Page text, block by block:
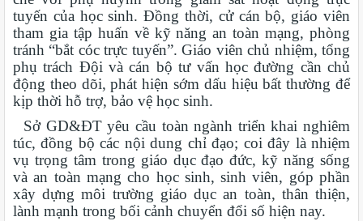
tuyến của học sinh. Đồng thời, cử cán bộ, giáo viên
tham gia tập huấn về kỹ năng an toàn mạng, phòng
tránh “bắt cóc trực tuyến”. Giáo viên chủ nhiệm, tổng
phụ trách Đội và cán bộ tư vấn học đường cần chủ
động theo dõi, phát hiện sớm dấu hiệu bất thường để
kịp thời hỗ trợ, bảo vệ học sinh.
Sở GD&ĐT yêu cầu toàn ngành triển khai nghiêm
túc, đồng bộ các nội dung chỉ đạo; coi đây là nhiệm
vụ trọng tâm trong giáo dục đạo đức, kỹ năng sống
và an toàn mạng cho học sinh, sinh viên, góp phần
xây dựng môi trường giáo dục an toàn, thân thiện,
lành mạnh trong bối cảnh chuyển đổi số hiện nay.